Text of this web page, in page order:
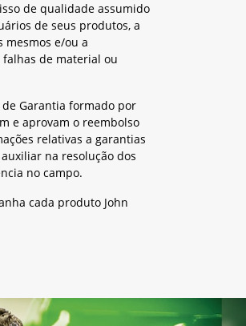
de qualidade assumido
de seus produtos, a
mesmos e/ou a
de material ou
Garantia formado por
e aprovam o reembolso
relativas a garantias
na resolução dos
no campo.
cada produto John